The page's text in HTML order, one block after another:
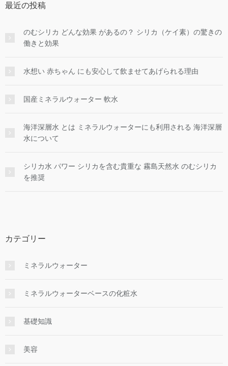
最近の投稿
のむシリカ どんな効果 があるの？ シリカ（ケイ素）の驚きの
働きと効果
水想い 赤ちゃん にも安心して飲ませてあげられる理由
国産ミネラルウォーター 軟水
海洋深層水 とは ミネラルウォーターにも利用される 海洋深層
水について
シリカ水 パワー シリカを含む貴重な 霧島天然水 のむシリカ
を推奨
カテゴリー
ミネラルウォーター
ミネラルウォーターベースの化粧水
基礎知識
美容